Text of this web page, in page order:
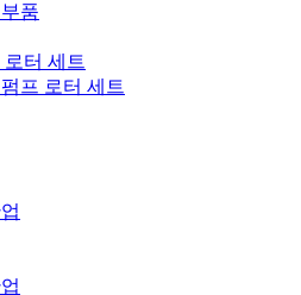
품
터 세트
프 로터 세트